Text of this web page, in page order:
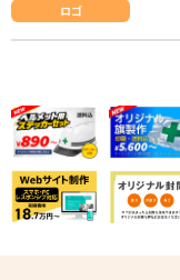
ロゴ